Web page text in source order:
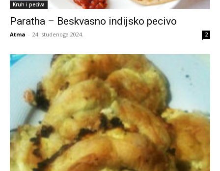
Kruh i peciva
Paratha – Beskvasno indijsko pecivo
Atma - 24. studenoga 2024. 2